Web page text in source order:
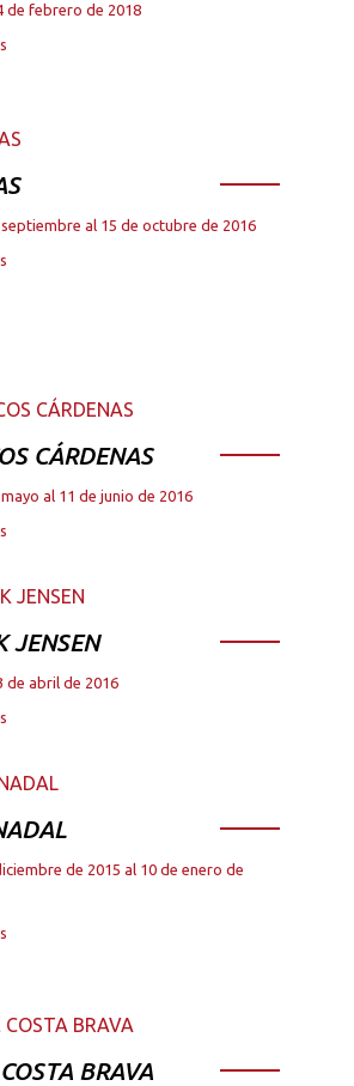
de febrero de 2018
al 15 de octubre de 2016
CÁRDENAS
al 11 de junio de 2016
JENSEN
de abril de 2016
de 2015 al 10 de enero de
BRAVA